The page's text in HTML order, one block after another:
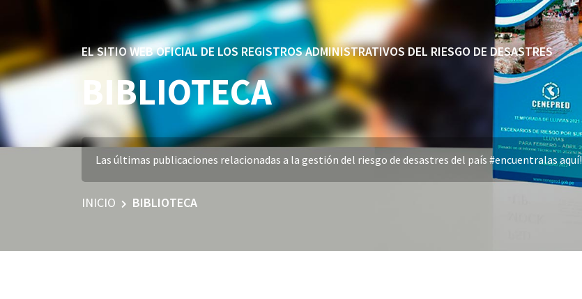
EL SITIO WEB OFICIAL DE LOS REGISTROS ADMINISTRATIVOS DEL RIESGO DE DESASTRES
BIBLIOTECA
Las últimas publicaciones relacionadas a la gestión del riesgo de desastres del país #encuentralas aquí!
INICIO BIBLIOTECA